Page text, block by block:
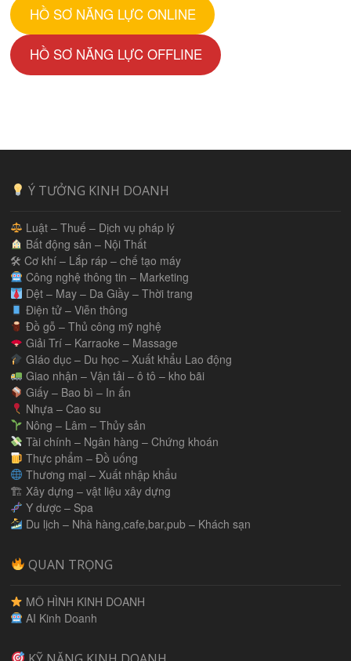
HỒ SƠ NĂNG LỰC ONLINE
HỒ SƠ NĂNG LỰC OFFLINE
Ý TƯỞNG KINH DOANH
Luật – Thuế – Dịch vụ pháp lý
Bất động sản – Nội Thất
🛠 Cơ khí – Lắp ráp – chế tạo máy
Công nghệ thông tin – Marketing
Dệt – May – Da Giầy – Thời trang
Điện tử – Viễn thông
Đồ gỗ – Thủ công mỹ nghệ
Giải Trí – Karraoke – Massage
GIáo dục – Du học – Xuất khẩu Lao động
Giao nhận – Vận tải – ô tô – kho bãi
Giấy – Bao bì – In ấn
Nhựa – Cao su
Nông – Lâm – Thủy sản
Tài chính – Ngân hàng – Chứng khoán
Thực phẩm – Đồ uống
Thương mại – Xuất nhập khẩu
🏗 Xây dựng – vật liệu xây dựng
Y dược – Spa
Du lịch – Nhà hàng,cafe,bar,pub – Khách sạn
QUAN TRỌNG
MÔ HÌNH KINH DOANH
AI Kinh Doanh